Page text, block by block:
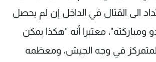
الى القتال في الداخل إن لم يحصل
ومباركته"، معتبرا أنه "هكذا يمكن
المتمركز في وجه الجيش، ومعظمه